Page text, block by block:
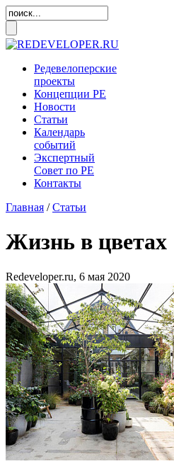
Редевелоперские
проекты
Концепции РЕ
Новости
Статьи
Календарь
событий
Экспертный
Совет по РЕ
Контакты
Главная /Статьи
Жизнь в цветах
Redeveloper.ru, 6 мая 2020